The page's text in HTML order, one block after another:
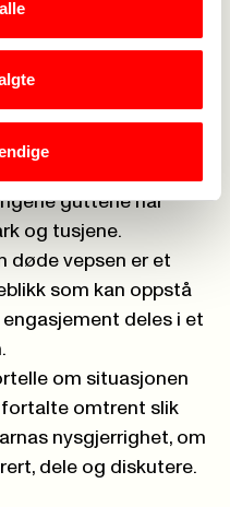
svarer, som sant er, at:
døde vepsen der".
treåringen både
det vi har en
guttene har
og tusjene.
døde vepsen er et
som kan oppstå
deles i et
om situasjonen
fortalte omtrent slik
nysgjerrighet, om
dele og diskutere.